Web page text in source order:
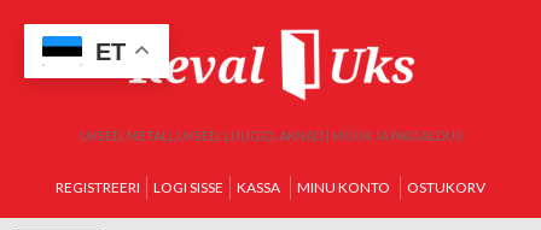
UKSED, METALLUKSED, LUUGID, AKNAD | MÜÜK JA PAIGALDUS
REGISTREERI LOGI SISSE KASSA MINU KONTO OSTUKORV
ET